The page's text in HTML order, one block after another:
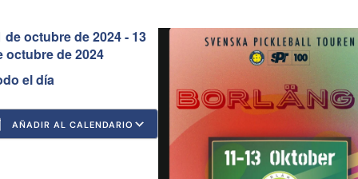
de octubre de 2024 - 13
octubre de 2024
el día
AÑADIR AL CALENDARIO
Google Calendar